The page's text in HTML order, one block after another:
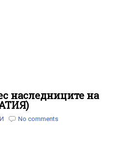
наследниците на
No comments